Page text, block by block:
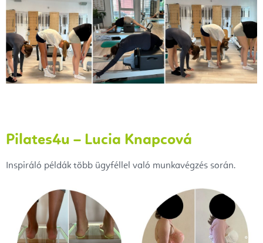
Pilates4u – Lucia Knapcová
Inspiráló példák több ügyféllel való munkavégzés során.